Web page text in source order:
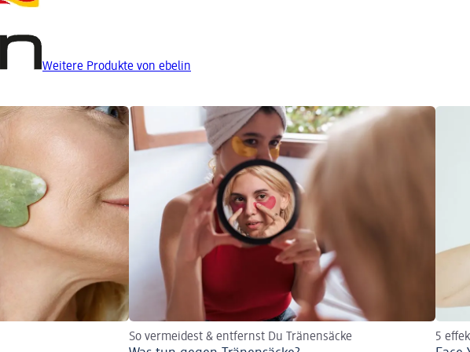
Weitere Produkte von ebelin
So vermeidest & entfernst Du Tränensäcke 5